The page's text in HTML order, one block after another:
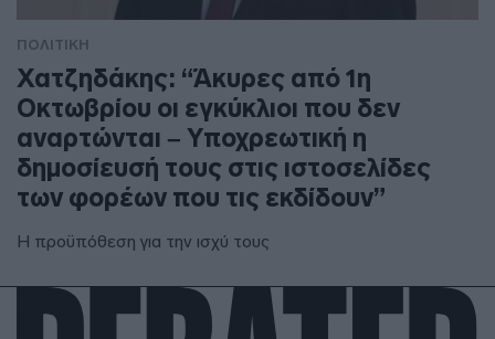
ΠΟΛΙΤΙΚΗ
Χατζηδάκης: “Άκυρες από 1η
Οκτωβρίου οι εγκύκλιοι που δεν
αναρτώνται – Υποχρεωτική η
δημοσίευσή τους στις ιστοσελίδες
των φορέων που τις εκδίδουν”
Η προϋπόθεση για την ισχύ τους